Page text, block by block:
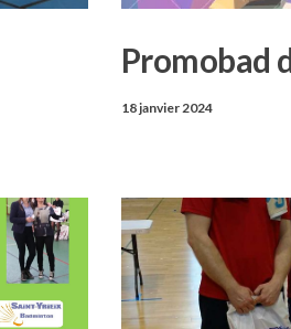
Promobad
18 janvier 2024